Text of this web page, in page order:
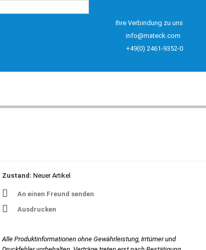
Ihre Verbindung zu uns
info@mateck.com
+49(0) 2461-9352-0
Zustand: Neuer Artikel
An einen Freund senden
Ausdrucken
Alle Produktinformationen ohne Gewährleistung, Irrtümer und